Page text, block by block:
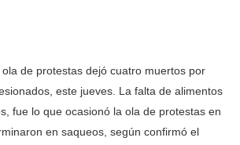
de protestas dejó cuatro muertos por
este jueves. La falta de alimentos
fue lo que ocasionó la ola de protestas en
en saqueos, según confirmó el